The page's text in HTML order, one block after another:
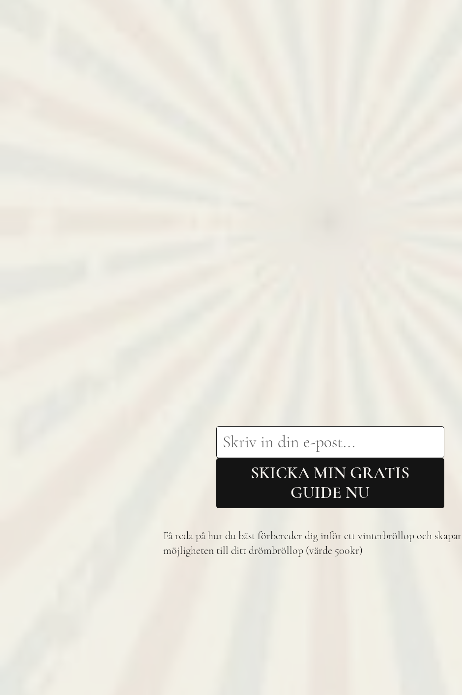
SKICKA MIN GRATIS
GUIDE NU
Få reda på hur du bäst förbereder dig inför ett vinterbröllop och skapar
möjligheten till ditt drömbröllop (värde 500kr)